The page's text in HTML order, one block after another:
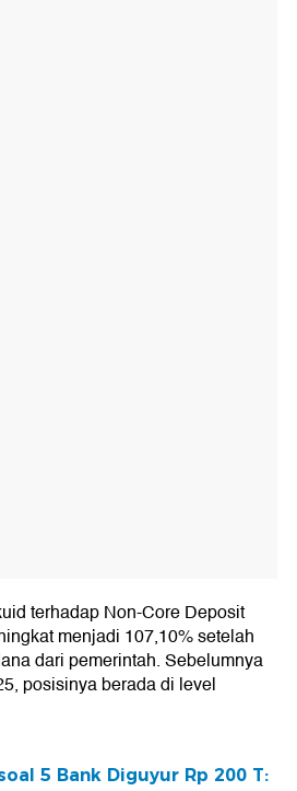
terhadap Non-Core Deposit
menjadi 107,10% setelah
dari pemerintah. Sebelumnya
posisinya berada di level
5 Bank Diguyur Rp 200 T: